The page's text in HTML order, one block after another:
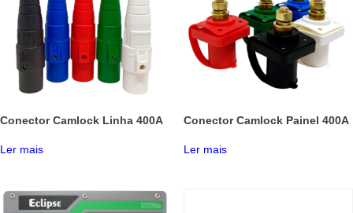
Conector Camlock Linha 400A
Ler mais
Conector Camlock Painel 400A
Ler mais